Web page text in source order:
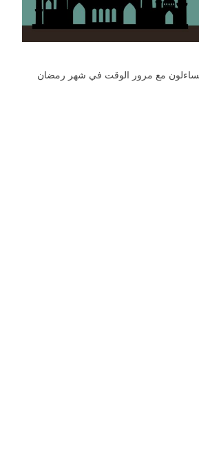
مع مرور الوقت في شهر رمضان